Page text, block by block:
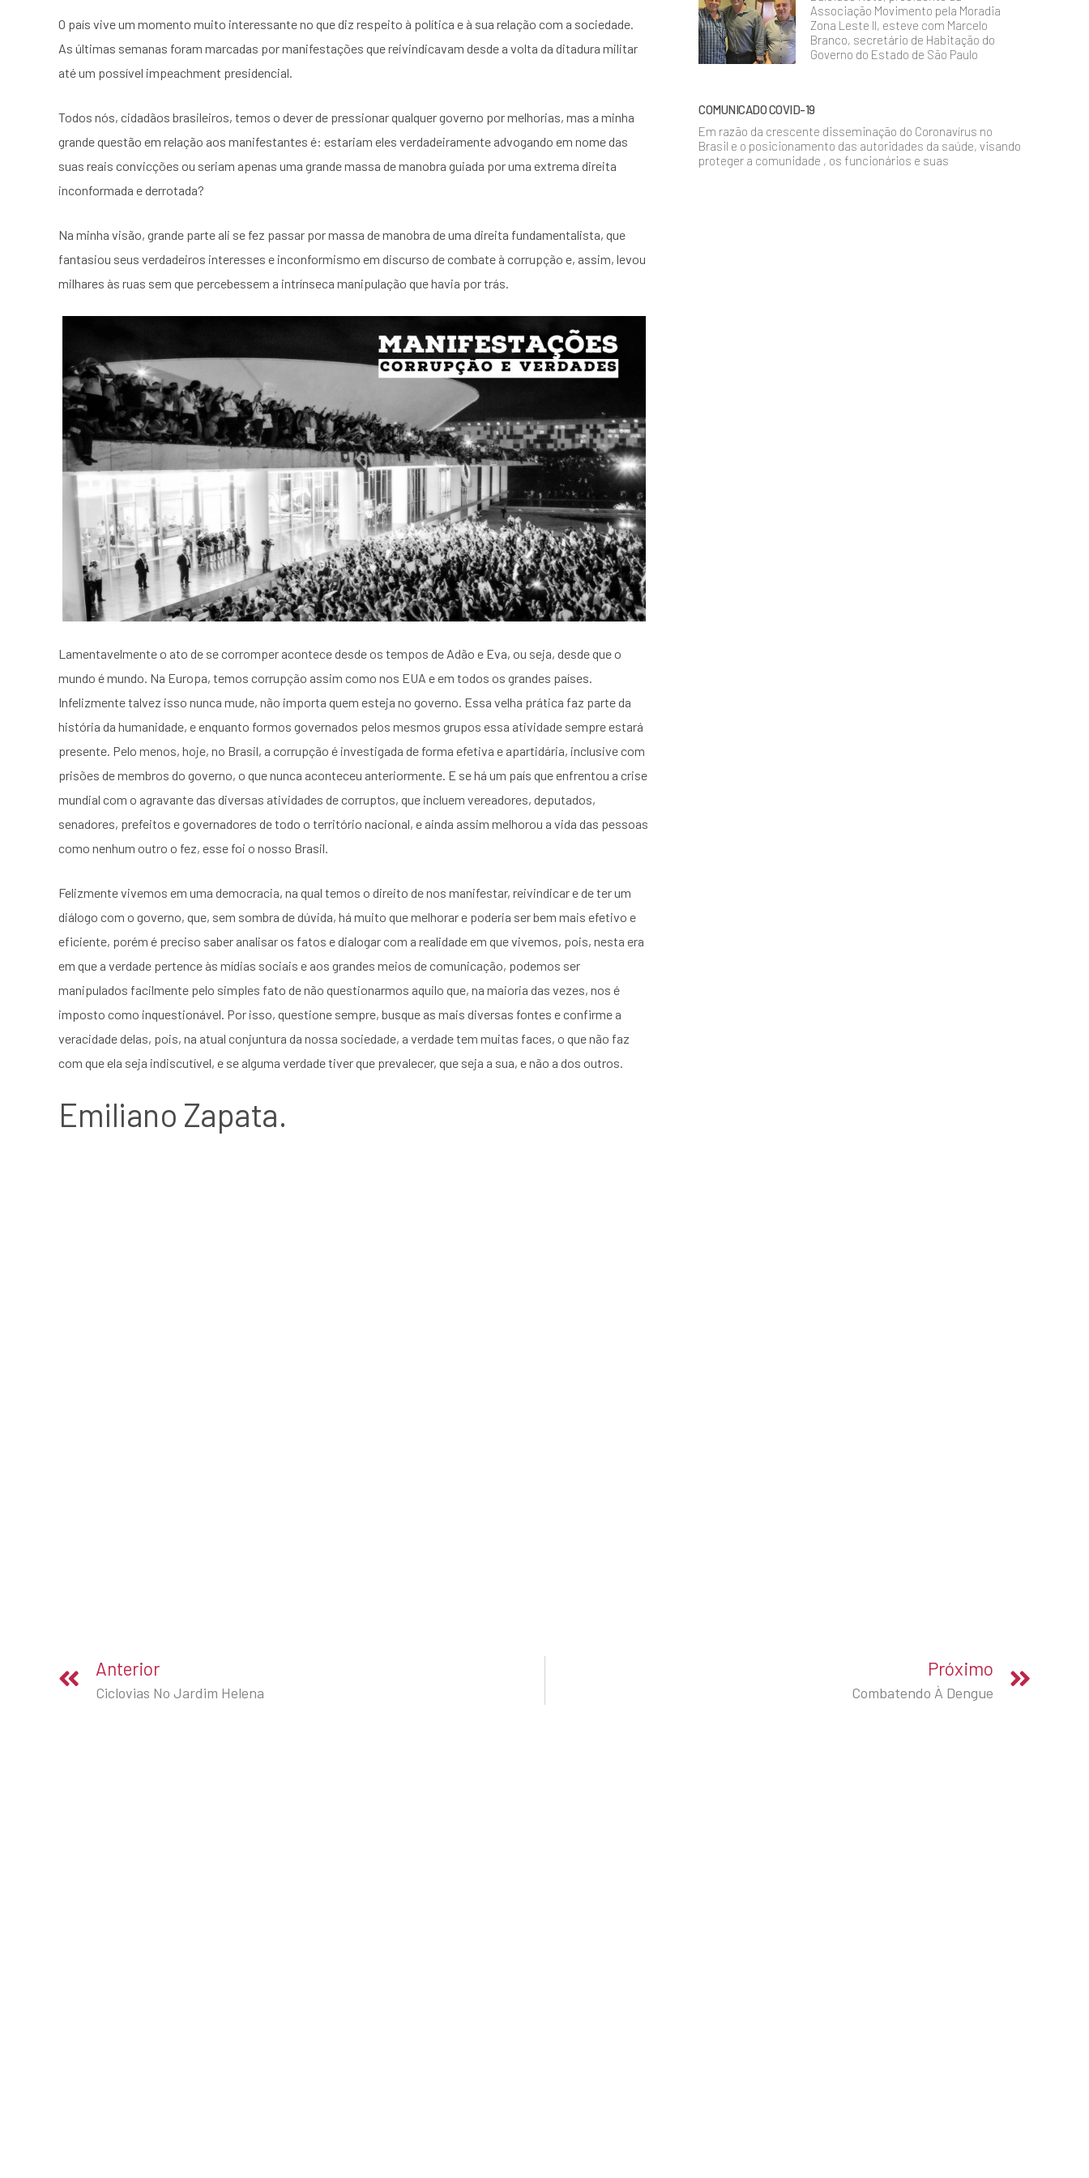
O país vive um momento muito interessante no que diz respeito à política e à sua relação com a sociedade.
As últimas semanas foram marcadas por manifestações que reivindicavam desde a volta da ditadura militar
até um possível impeachment presidencial.
Todos nós, cidadãos brasileiros, temos o dever de pressionar qualquer governo por melhorias, mas a minha
grande questão em relação aos manifestantes é: estariam eles verdadeiramente advogando em nome das
suas reais convicções ou seriam apenas uma grande massa de manobra guiada por uma extrema direita
inconformada e derrotada?
Na minha visão, grande parte ali se fez passar por massa de manobra de uma direita fundamentalista, que
fantasiou seus verdadeiros interesses e inconformismo em discurso de combate à corrupção e, assim, levou
milhares às ruas sem que percebessem a intrínseca manipulação que havia por trás.
Lamentavelmente o ato de se corromper acontece desde os tempos de Adão e Eva, ou seja, desde que o
mundo é mundo. Na Europa, temos corrupção assim como nos EUA e em todos os grandes países.
Infelizmente talvez isso nunca mude, não importa quem esteja no governo. Essa velha prática faz parte da
história da humanidade, e enquanto formos governados pelos mesmos grupos essa atividade sempre estará
presente. Pelo menos, hoje, no Brasil, a corrupção é investigada de forma efetiva e apartidária, inclusive com
prisões de membros do governo, o que nunca aconteceu anteriormente. E se há um país que enfrentou a crise
mundial com o agravante das diversas atividades de corruptos, que incluem vereadores, deputados,
senadores, prefeitos e governadores de todo o território nacional, e ainda assim melhorou a vida das pessoas
como nenhum outro o fez, esse foi o nosso Brasil.
Felizmente vivemos em uma democracia, na qual temos o direito de nos manifestar, reivindicar e de ter um
diálogo com o governo, que, sem sombra de dúvida, há muito que melhorar e poderia ser bem mais efetivo e
eficiente, porém é preciso saber analisar os fatos e dialogar com a realidade em que vivemos, pois, nesta era
em que a verdade pertence às mídias sociais e aos grandes meios de comunicação, podemos ser
manipulados facilmente pelo simples fato de não questionarmos aquilo que, na maioria das vezes, nos é
imposto como inquestionável. Por isso, questione sempre, busque as mais diversas fontes e confirme a
veracidade delas, pois, na atual conjuntura da nossa sociedade, a verdade tem muitas faces, o que não faz
com que ela seja indiscutível, e se alguma verdade tiver que prevalecer, que seja a sua, e não a dos outros.
Emiliano Zapata.
Associação Movimento pela Moradia
Zona Leste II, esteve com Marcelo
Branco, secretário de Habitação do
Governo do Estado de São Paulo
COMUNICADO COVID-19
Em razão da crescente disseminação do Coronavírus no
Brasil e o posicionamento das autoridades da saúde, visando
proteger a comunidade , os funcionários e suas
Anterior
Ciclovias No Jardim Helena
Próximo
Combatendo À Dengue